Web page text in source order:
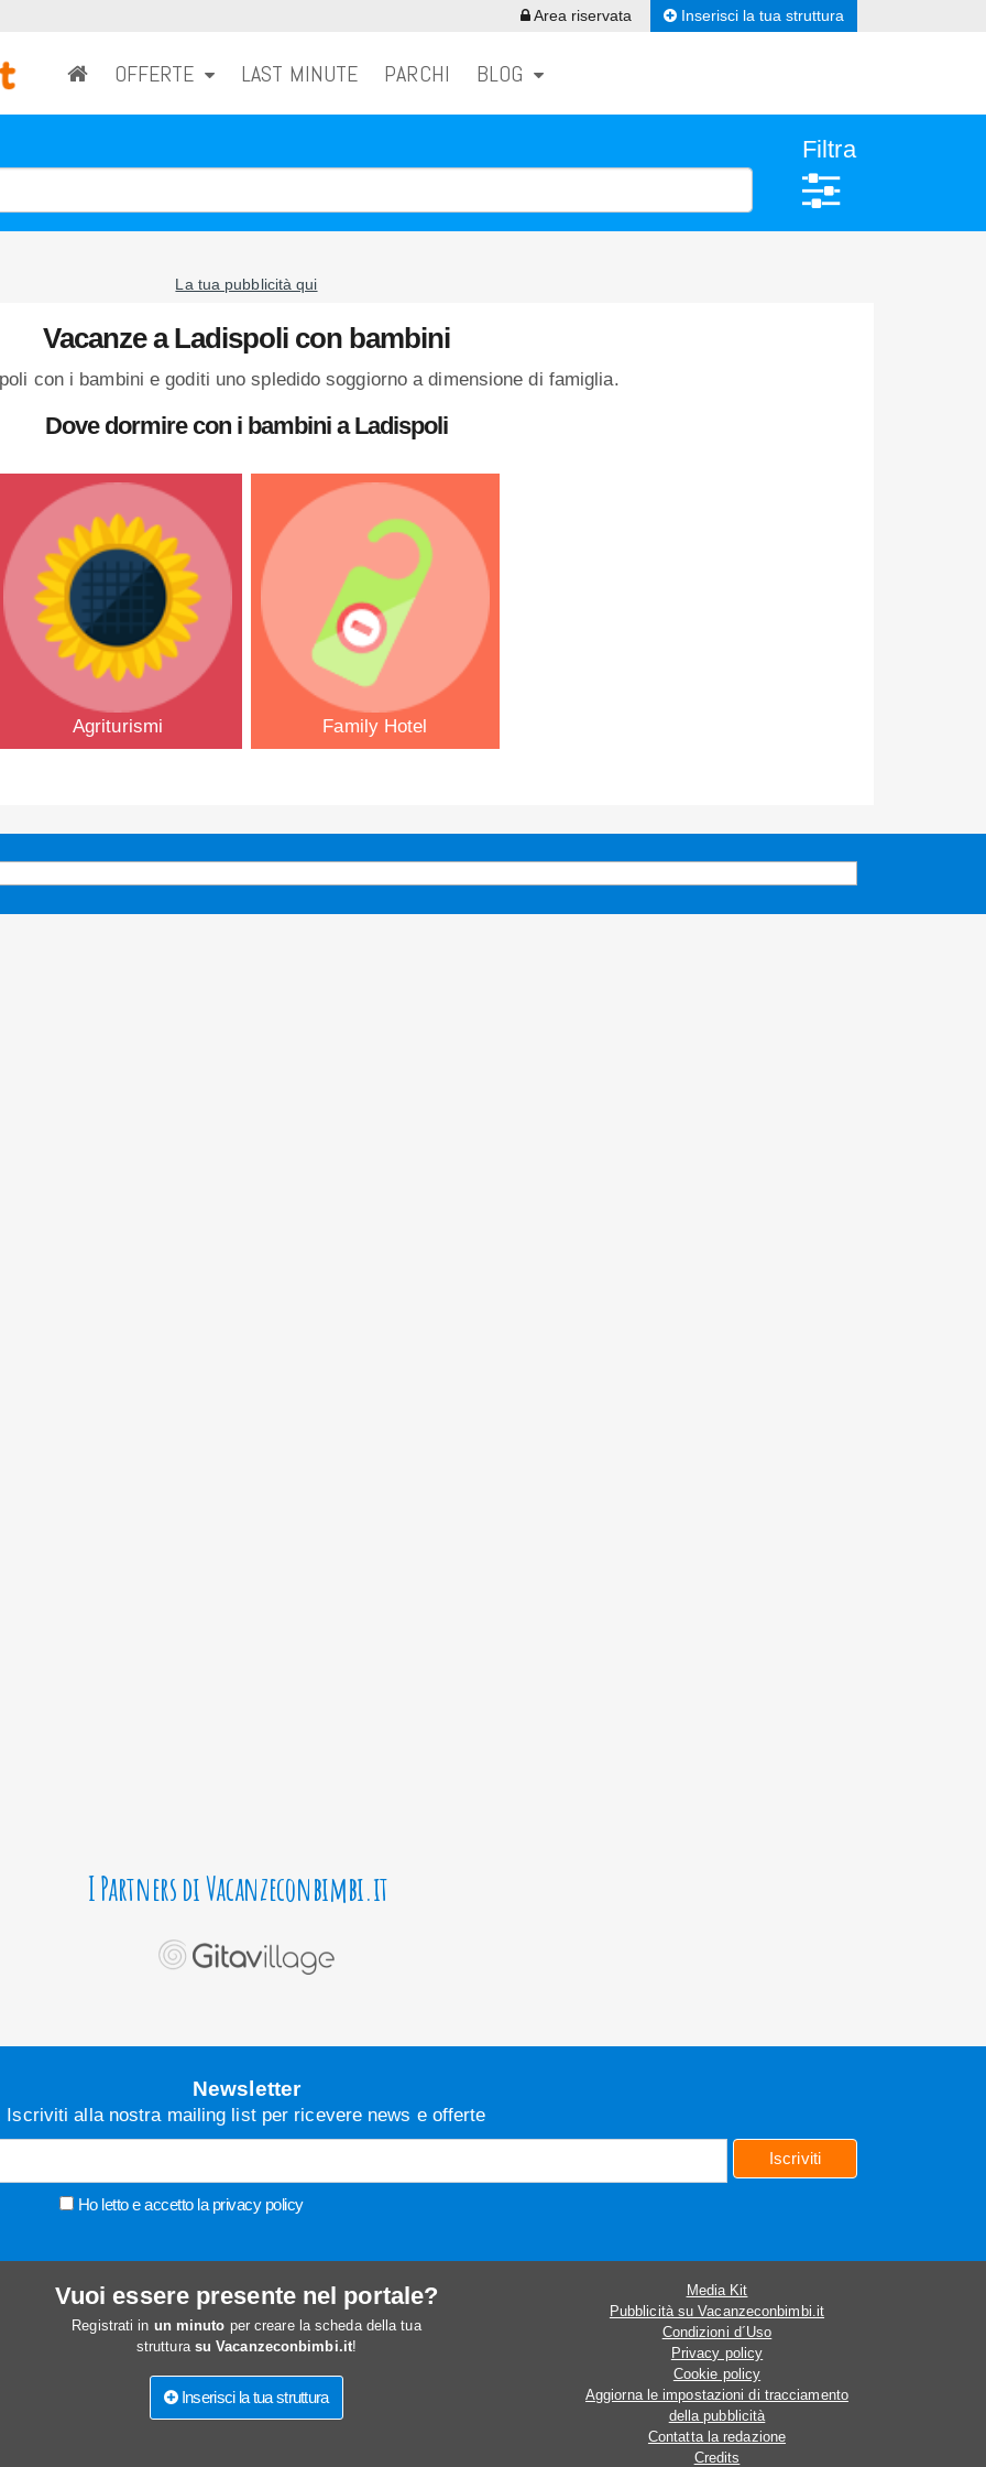
Area riservata Inserisci la tua struttura
OFFERTE LAST MINUTE PARCHI BLOG
Filtra
La tua pubblicità qui
Vacanze a Ladispoli con bambini
con i bambini e goditi uno spledido soggiorno a dimensione di famiglia.
Dove dormire con i bambini a Ladispoli
Agriturismi Family Hotel
I Partners di Vacanzeconbimbi.it
Newsletter
Iscriviti alla nostra mailing list per ricevere news e offerte
Ho letto e accetto la privacy policy
Iscriviti
Vuoi essere presente nel portale?
Registrati in un minuto per creare la scheda della tua
struttura su Vacanzeconbimbi.it!
Inserisci la tua struttura
Media Kit
Pubblicità su Vacanzeconbimbi.it
Condizioni d´Uso
Privacy policy
Cookie policy
Aggiorna le impostazioni di tracciamento
della pubblicità
Contatta la redazione
Credits